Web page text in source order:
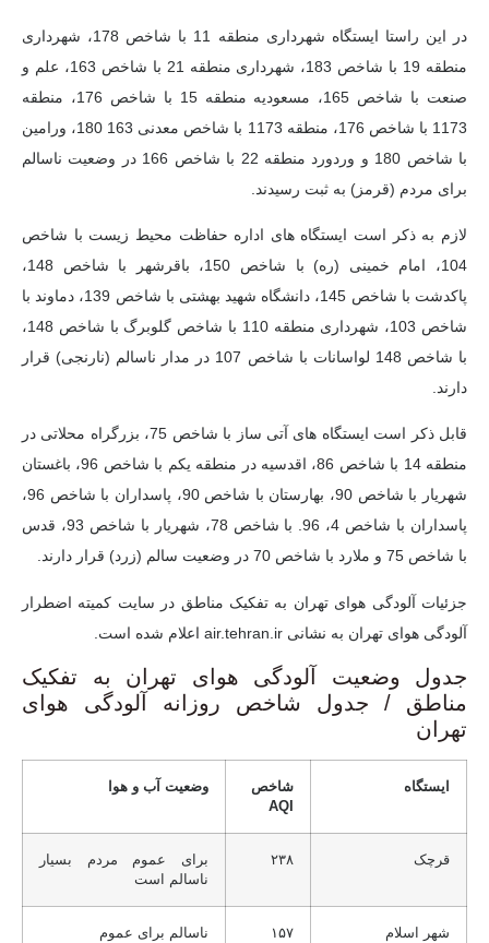
در این راستا ایستگاه شهرداری منطقه 11 با شاخص 178، شهرداری
منطقه 19 با شاخص 183، شهرداری منطقه 21 با شاخص 163، علم و
صنعت با شاخص 165، مسعودیه منطقه 15 با شاخص 176، منطقه
1173 با شاخص 176، منطقه 1173 با شاخص معدنی 163 180، ورامین
با شاخص 180 و وردورد منطقه 22 با شاخص 166 در وضعیت ناسالم
برای مردم (قرمز) به ثبت رسیدند.
لازم به ذکر است ایستگاه های اداره حفاظت محیط زیست با شاخص
104، امام خمینی (ره) با شاخص 150، باقرشهر با شاخص 148،
پاکدشت با شاخص 145، دانشگاه شهید بهشتی با شاخص 139، دماوند با
شاخص 103، شهرداری منطقه 110 با شاخص گلوبرگ با شاخص 148،
با شاخص 148 لواسانات با شاخص 107 در مدار ناسالم (نارنجی) قرار
دارند.
قابل ذکر است ایستگاه های آتی ساز با شاخص 75، بزرگراه محلاتی در
منطقه 14 با شاخص 86، اقدسیه در منطقه یکم با شاخص 96، باغستان
شهریار با شاخص 90، بهارستان با شاخص 90، پاسداران با شاخص 96،
پاسداران با شاخص 4، 96. با شاخص 78، شهریار با شاخص 93، قدس
با شاخص 75 و ملارد با شاخص 70 در وضعیت سالم (زرد) قرار دارند.
جزئیات آلودگی هوای تهران به تفکیک مناطق در سایت کمیته اضطرار
آلودگی هوای تهران به نشانی air.tehran.ir اعلام شده است.
جدول وضعیت آلودگی هوای تهران به تفکیک
مناطق / جدول شاخص روزانه آلودگی هوای
تهران
ایستگاه
شاخص
AQI
وضعیت آب و هوا
قرچک ۲۳۸
برای عموم مردم بسیار
ناسالم است
شهر اسلام ۱۵۷ ناسالم برای عموم